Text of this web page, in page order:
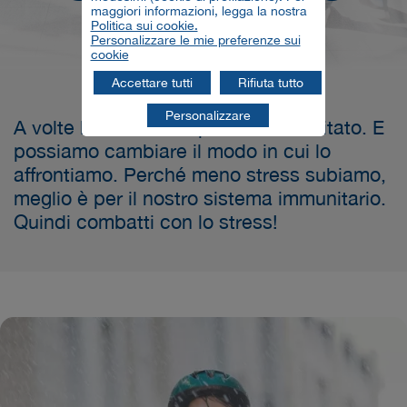
stress
A volte lo stress non può essere evitato. E
possiamo cambiare il modo in cui lo
affrontiamo. Perché meno stress subiamo,
meglio è per il nostro sistema immunitario.
Quindi combatti con lo stress!
maggiori informazioni, legga la nostra
Politica sui cookie.
Personalizzare le mie preferenze sui
cookie
Accettare tutti
Rifiuta tutto
Personalizzare